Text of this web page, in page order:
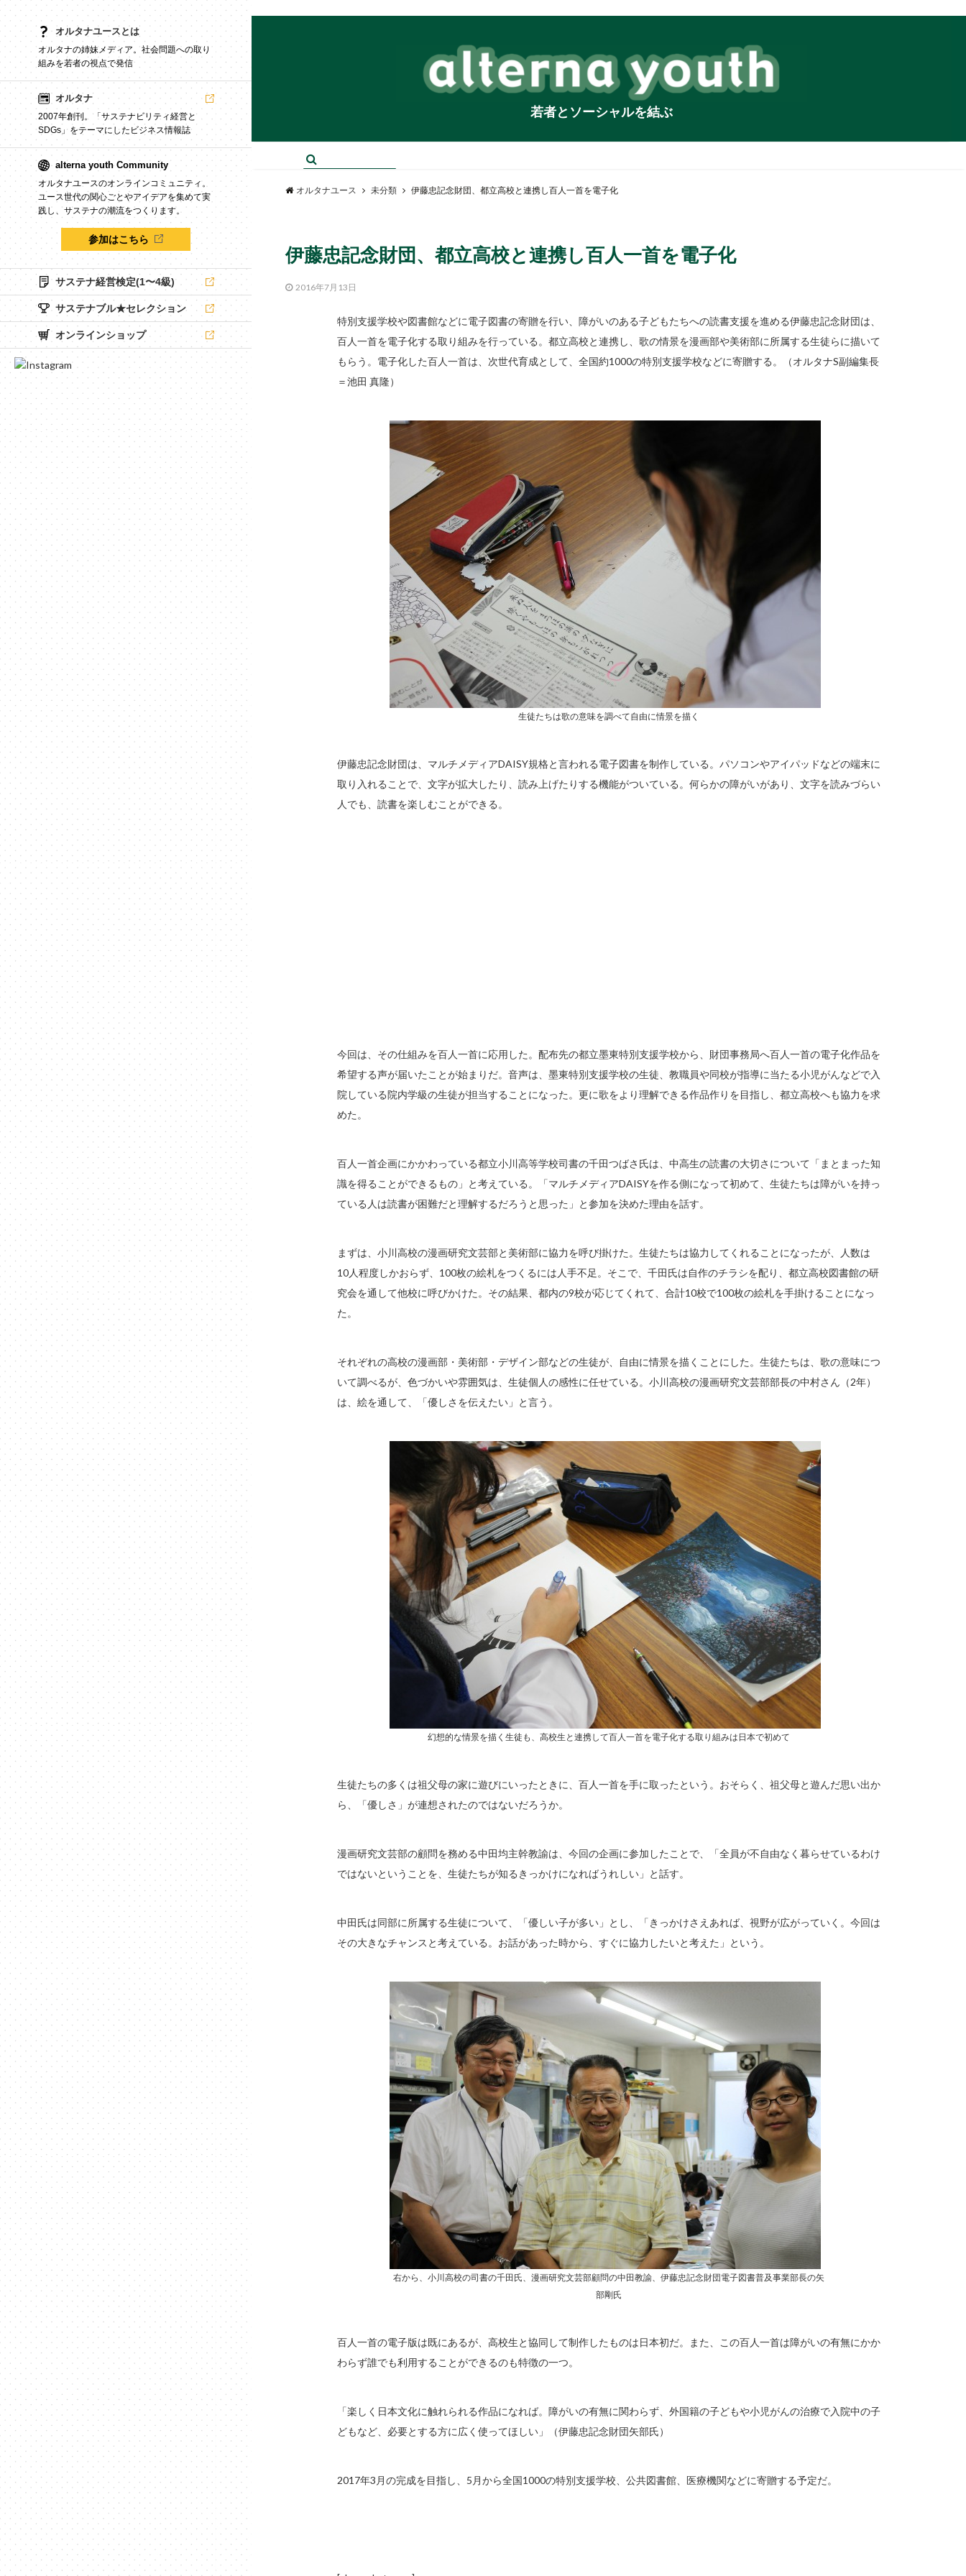
オルタナユースとは
オルタナの姉妹メディア。社会問題への取り
組みを若者の視点で発信
オルタナ
2007年創刊。「サステナビリティ経営と
SDGs」をテーマにしたビジネス情報誌
alterna youth Community
オルタナユースのオンラインコミュニティ。
ユース世代の関心ごとやアイデアを集めて実
践し、サステナの潮流をつくります。
参加はこちら
サステナ経営検定(1〜4級)
サステナブル★セレクション
オンラインショップ
若者とソーシャルを結ぶ
オルタナユース 未分類 伊藤忠記念財団、都立高校と連携し百人一首を電子化
伊藤忠記念財団、都立高校と連携し百人一首を電子化
2016年7月13日
特別支援学校や図書館などに電子図書の寄贈を行い、障がいのある子どもたちへの読書支援を進める伊藤忠記念財団は、
百人一首を電子化する取り組みを行っている。都立高校と連携し、歌の情景を漫画部や美術部に所属する生徒らに描いて
もらう。電子化した百人一首は、次世代育成として、全国約1000の特別支援学校などに寄贈する。（オルタナS副編集長
＝池田 真隆）
生徒たちは歌の意味を調べて自由に情景を描く
伊藤忠記念財団は、マルチメディアDAISY規格と言われる電子図書を制作している。パソコンやアイパッドなどの端末に
取り入れることで、文字が拡大したり、読み上げたりする機能がついている。何らかの障がいがあり、文字を読みづらい
人でも、読書を楽しむことができる。
今回は、その仕組みを百人一首に応用した。配布先の都立墨東特別支援学校から、財団事務局へ百人一首の電子化作品を
希望する声が届いたことが始まりだ。音声は、墨東特別支援学校の生徒、教職員や同校が指導に当たる小児がんなどで入
院している院内学級の生徒が担当することになった。更に歌をより理解できる作品作りを目指し、都立高校へも協力を求
めた。
百人一首企画にかかわっている都立小川高等学校司書の千田つばさ氏は、中高生の読書の大切さについて「まとまった知
識を得ることができるもの」と考えている。「マルチメディアDAISYを作る側になって初めて、生徒たちは障がいを持っ
ている人は読書が困難だと理解するだろうと思った」と参加を決めた理由を話す。
まずは、小川高校の漫画研究文芸部と美術部に協力を呼び掛けた。生徒たちは協力してくれることになったが、人数は
10人程度しかおらず、100枚の絵札をつくるには人手不足。そこで、千田氏は自作のチラシを配り、都立高校図書館の研
究会を通して他校に呼びかけた。その結果、都内の9校が応じてくれて、合計10校で100枚の絵札を手掛けることになっ
た。
それぞれの高校の漫画部・美術部・デザイン部などの生徒が、自由に情景を描くことにした。生徒たちは、歌の意味につ
いて調べるが、色づかいや雰囲気は、生徒個人の感性に任せている。小川高校の漫画研究文芸部部長の中村さん（2年）
は、絵を通して、「優しさを伝えたい」と言う。
幻想的な情景を描く生徒も、高校生と連携して百人一首を電子化する取り組みは日本で初めて
生徒たちの多くは祖父母の家に遊びにいったときに、百人一首を手に取ったという。おそらく、祖父母と遊んだ思い出か
ら、「優しさ」が連想されたのではないだろうか。
漫画研究文芸部の顧問を務める中田均主幹教諭は、今回の企画に参加したことで、「全員が不自由なく暮らせているわけ
ではないということを、生徒たちが知るきっかけになればうれしい」と話す。
中田氏は同部に所属する生徒について、「優しい子が多い」とし、「きっかけさえあれば、視野が広がっていく。今回は
その大きなチャンスと考えている。お話があった時から、すぐに協力したいと考えた」という。
右から、小川高校の司書の千田氏、漫画研究文芸部顧問の中田教諭、伊藤忠記念財団電子図書普及事業部長の矢
部剛氏
百人一首の電子版は既にあるが、高校生と協同して制作したものは日本初だ。また、この百人一首は障がいの有無にかか
わらず誰でも利用することができるのも特徴の一つ。
「楽しく日本文化に触れられる作品になれば。障がいの有無に関わらず、外国籍の子どもや小児がんの治療で入院中の子
どもなど、必要とする方に広く使ってほしい」（伊藤忠記念財団矢部氏）
2017年3月の完成を目指し、5月から全国1000の特別支援学校、公共図書館、医療機関などに寄贈する予定だ。